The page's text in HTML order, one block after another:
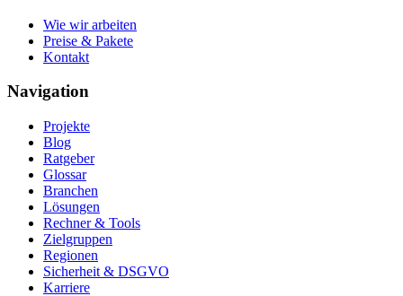
Wie wir arbeiten
Preise & Pakete
Kontakt
Navigation
Projekte
Blog
Ratgeber
Glossar
Branchen
Lösungen
Rechner & Tools
Zielgruppen
Regionen
Sicherheit & DSGVO
Karriere